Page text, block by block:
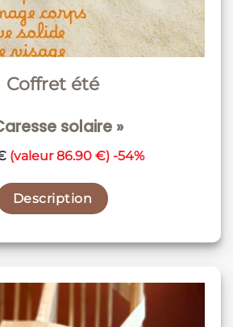
Coffret été
solaire »
(valeur 86.90 €) -54%
Description